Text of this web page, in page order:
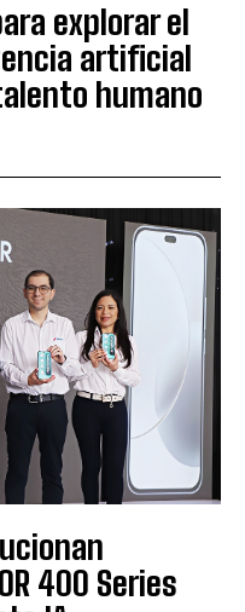
explorar el
artificial
humano
400 Series